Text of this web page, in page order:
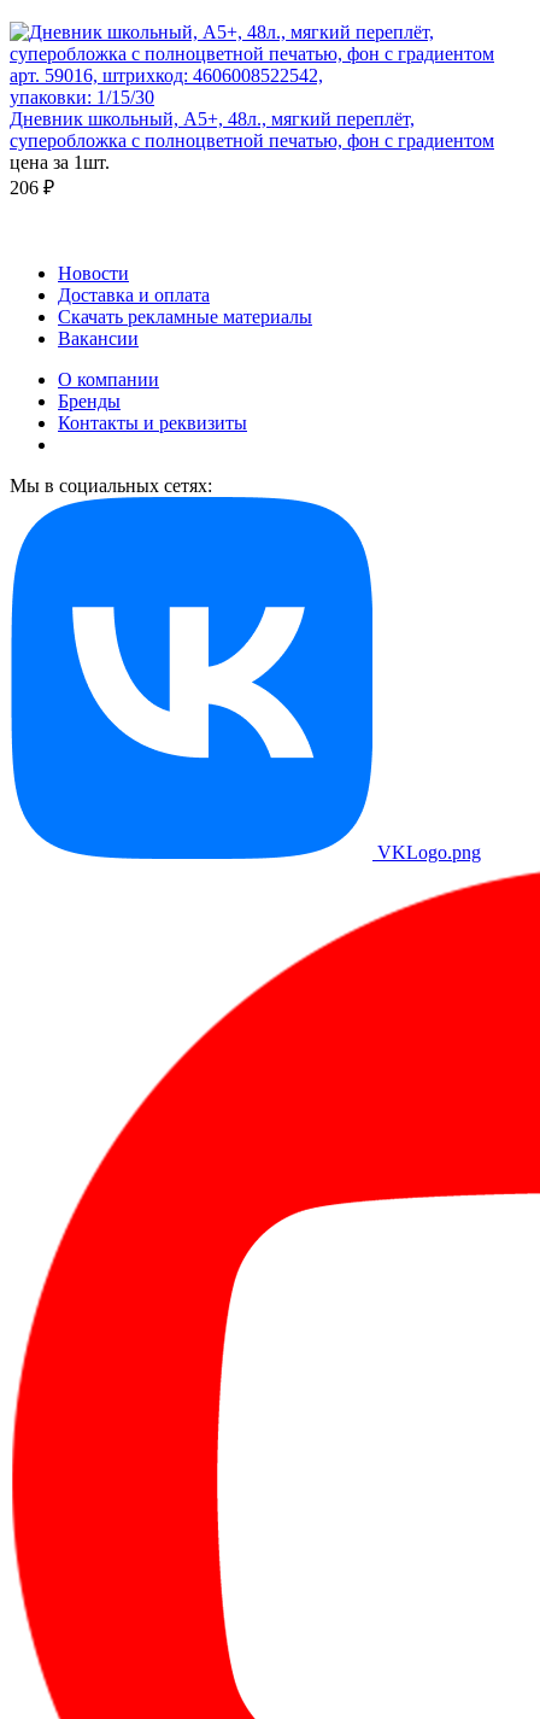
арт. 59016, штрихкод: 4606008522542,
упаковки: 1/15/30
Дневник школьный, А5+, 48л., мягкий переплёт,
суперобложка с полноцветной печатью, фон с градиентом
цена за 1шт.
206 ₽
Новости
Доставка и оплата
Скачать рекламные материалы
Вакансии
О компании
Бренды
Контакты и реквизиты
Мы в социальных сетях:
VKLogo.png